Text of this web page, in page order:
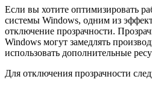
Если вы хотите оптимизировать
системы Windows, одним из
отключение прозрачности.
Windows могут замедлять
использовать дополнительные
Для отключения прозрачности